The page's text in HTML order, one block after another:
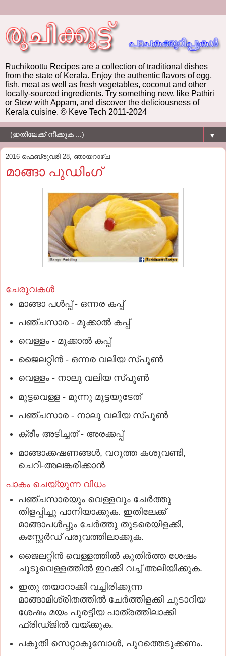
Ruchikoottu Recipes are a collection of traditional dishes
from the state of Kerala. Enjoy the authentic flavors of egg,
fish, meat as well as fresh vegetables, coconut and other
locally-sourced ingredients. Try something new, like Pathiri
or Stew with Appam, and discover the deliciousness of
Kerala cuisine. © Keve Tech 2011-2024
▼
2016 ഫെബ്രുവരി 28, ഞായറാഴ്‌ച
മാങ്ങാ പുഡിംഗ്
ചേരുവകൾ
മാങ്ങാ പൾപ്പ് - ഒന്നര കപ്പ്
പഞ്ചസാര - മുക്കാൽ കപ്പ്
വെള്ളം - മുക്കാൽ കപ്പ്
ജൈലറ്റിൻ - ഒന്നര വലിയ സ്പൂൺ
വെള്ളം - നാലു വലിയ സ്പൂൺ
മുട്ടവെള്ള - മൂന്നു മുട്ടയുടേത്
പഞ്ചസാര - നാലു വലിയ സ്പൂൺ
ക്രീം അടിച്ചത് - അരക്കപ്പ്
മാങ്ങാക്കഷണങ്ങൾ, വറുത്ത കശുവണ്ടി,
ചെറി-അലങ്കരിക്കാൻ
പാകം ചെയ്യുന്ന വിധം
പഞ്ചസാരയും വെള്ളവും ചേർത്തു
തിളപ്പിച്ചു പാനിയാക്കുക. ഇതിലേക്ക്
മാങ്ങാപൾപ്പും ചേർത്തു തുടരെയിളക്കി,
കസ്റ്റേർഡ് പരുവത്തിലാക്കുക.
ജൈലറ്റിൻ വെള്ളത്തിൽ കുതിർത്ത ശേഷം
ചൂടുവെള്ളത്തിൽ ഇറക്കി വച്ച് അലിയിക്കുക.
ഇതു തയാറാക്കി വച്ചിരിക്കുന്ന
മാങ്ങാമിശ്രിതത്തിൽ ചേർത്തിളക്കി ചൂടാറിയ
ശേഷം മയം പുരട്ടിയ പാത്രത്തിലാക്കി
ഫ്രിഡ്ജിൽ വയ്ക്കുക.
പകുതി സെറ്റാകുമ്പോൾ, പുറത്തെടുക്കണം.